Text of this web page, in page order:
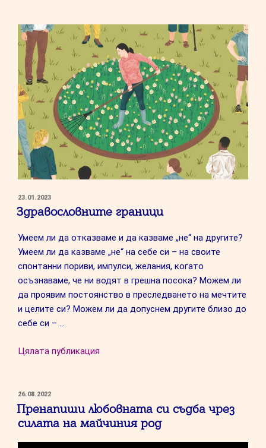
стил
на
привързване
в
любовта?”
ПУБЛИКУВАНО
НА
23.01.2023
Здравословните граници
Умеем ли да отказваме и да казваме „не“ на другите?
Умеем ли да казваме „не“ на себе си – на своите
спонтанни пориви, импулси, желания, когато
осъзнаваме, че ни водят в грешна посока? Можем ли
да проявим постоянство в преследването на мечтите
и целите си? Можем ли да допуснем другите близо до
себе си – …
Цялата публикация
ПУБЛИКУВАНО
НА
26.08.2022
Пренапиши любовната си съдба чрез
силата на майчиния род